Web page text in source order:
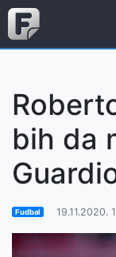
bih da
Fudbal 19.11.2020.